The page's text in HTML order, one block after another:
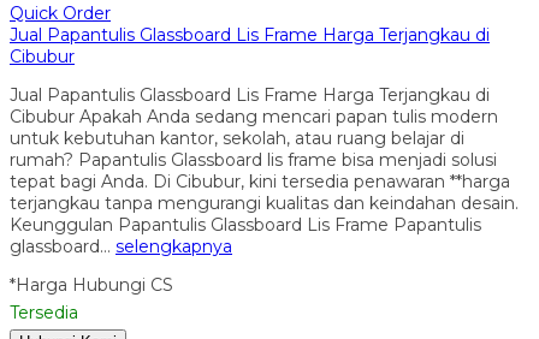
Quick Order
Jual Papantulis Glassboard Lis Frame Harga Terjangkau di
Cibubur
Jual Papantulis Glassboard Lis Frame Harga Terjangkau di
Cibubur Apakah Anda sedang mencari papan tulis modern
untuk kebutuhan kantor, sekolah, atau ruang belajar di
rumah? Papantulis Glassboard lis frame bisa menjadi solusi
tepat bagi Anda. Di Cibubur, kini tersedia penawaran **harga
terjangkau tanpa mengurangi kualitas dan keindahan desain.
Keunggulan Papantulis Glassboard Lis Frame Papantulis
glassboard… selengkapnya
*Harga Hubungi CS
Tersedia